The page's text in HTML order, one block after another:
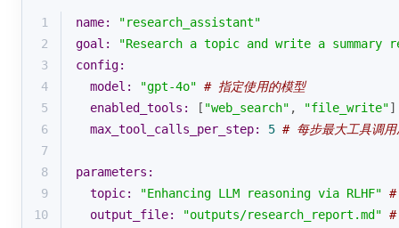
1 name:
"research_assistant"
2
goal:
"Research a topic and write a summary
3
config:
4
model: "gpt-4o" # 指定使用的模型
5
enabled_tools: [ "web_search" , "file_write"
6
max_tool_calls_per_step: 5 # 每步最大工具调用
7
8
parameters:
9
topic: "Enhancing LLM reasoning via RLHF" #
10
output_file: "outputs/research_report.md" #